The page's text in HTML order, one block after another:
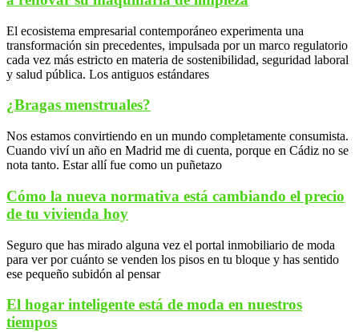
El ecosistema empresarial contemporáneo experimenta una
transformación sin precedentes, impulsada por un marco regulatorio
cada vez más estricto en materia de sostenibilidad, seguridad laboral
y salud pública. Los antiguos estándares
¿Bragas menstruales?
Nos estamos convirtiendo en un mundo completamente consumista.
Cuando viví un año en Madrid me di cuenta, porque en Cádiz no se
nota tanto. Estar allí fue como un puñetazo
Cómo la nueva normativa está cambiando el precio
de tu vivienda hoy
Seguro que has mirado alguna vez el portal inmobiliario de moda
para ver por cuánto se venden los pisos en tu bloque y has sentido
ese pequeño subidón al pensar
El hogar inteligente está de moda en nuestros
tiempos